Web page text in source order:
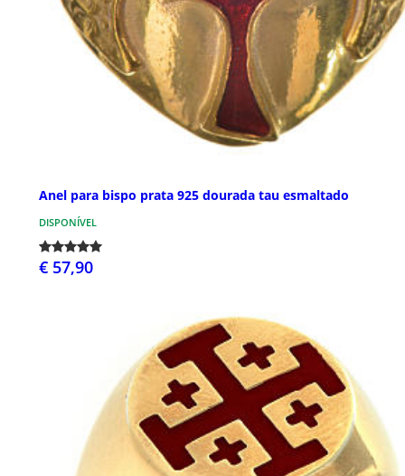
Anel para bispo prata 925 dourada tau esmaltado
DISPONÍVEL
€ 57,90